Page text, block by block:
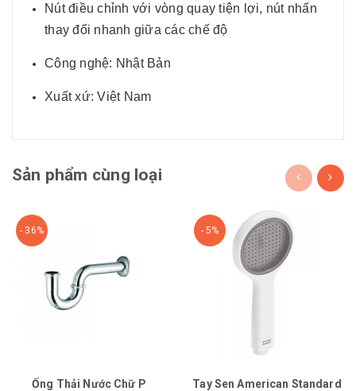
Nút điều chỉnh với vòng quay tiện lợi, nút nhấn
thay đổi nhanh giữa các chế độ
Công nghệ: Nhật Bản
Xuất xứ: Việt Nam
Sản phẩm cùng loại
- 36%
Ống Thải Nước Chữ P
- 5%
Tay Sen American Standard